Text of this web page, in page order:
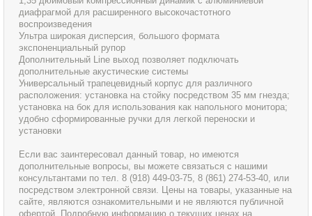
диафрагмой для расширенного высокочастотного
воспроизведения
Ультра широкая дисперсия, большого формата
экспоненциальный рупор
Дополнительный Line выход позволяет подключать
дополнительные акустические системы
Универсальный трапецевидный корпус для различного
расположения: установка на стойку посредством 35 мм гнезда;
установка на бок для использования как напольного монитора;
удобно сформированные ручки для легкой переноски и
установки
Если вас заинтересовал данный товар, но имеются
дополнительные вопросы, вы можете связаться с нашими
консультантами по тел. 8 (918) 449-03-75, 8 (861) 274-53-40, или
посредством электронной связи. Цены на товары, указанные на
сайте, являются ознакомительными и не являются публичной
офертой. Подробную информацию о текущих ценах на